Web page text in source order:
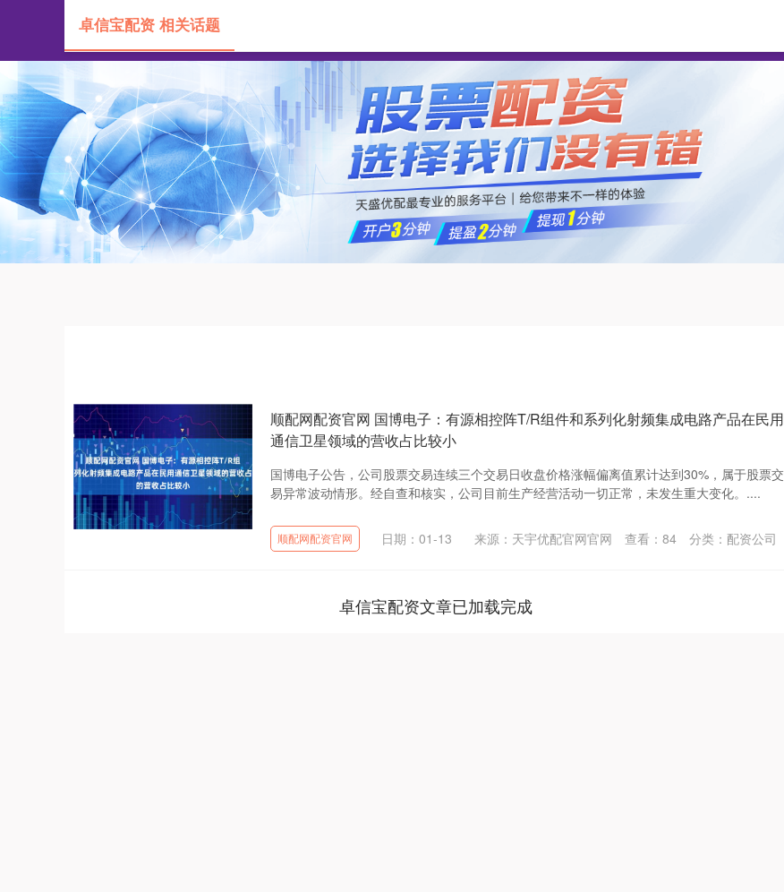
卓信宝配资 相关话题
顺配网配资官网 国博电子：有源相控阵T/R组件和系列化射频集成电路产品在民用
通信卫星领域的营收占比较小
国博电子公告，公司股票交易连续三个交易日收盘价格涨幅偏离值累计达到30%，属于股票交
易异常波动情形。经自查和核实，公司目前生产经营活动一切正常，未发生重大变化。....
顺配网配资官网 日期：01-13 来源：天宇优配官网官网 查看： 84 分类： 配资公司
卓信宝配资文章已加载完成